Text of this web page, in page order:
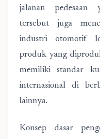
jalanan pedesaan
tersebut juga
industri otomotif
produk yang
memiliki standar
internasional di
lainnya.
Konsep dasar